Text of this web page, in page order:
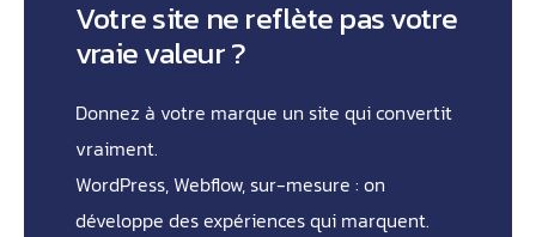
Votre site ne reflète pas votre
vraie valeur ?
Donnez à votre marque un site qui convertit
vraiment.
WordPress, Webflow, sur-mesure : on
développe des expériences qui marquent.